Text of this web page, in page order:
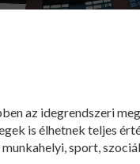
az idegrendszeri
is élhetnek teljes
sport,